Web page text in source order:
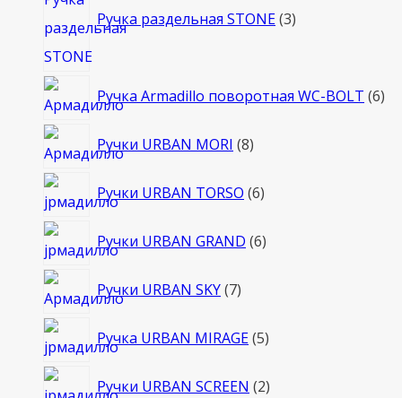
Ручка раздельная STONE 3товара
Ручка Armadillo поворотная WC-BOLT 66
Ручки URBAN MORI 88
Ручки URBAN TORSO 66
Ручки URBAN GRAND 66
Ручки URBAN SKY 77
Ручка URBAN MIRAGE 55
Ручки URBAN SCREEN 22